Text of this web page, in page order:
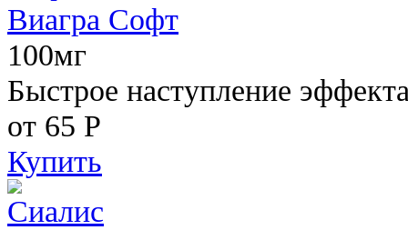
Виагра Софт
100мг
Быстрое наступление
от 65 Р
Купить